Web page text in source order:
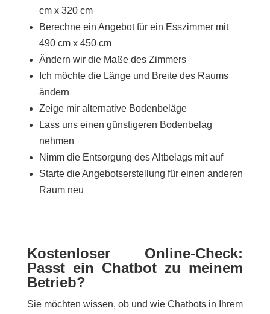
cm x 320 cm
Berechne ein Angebot für ein Esszimmer mit
490 cm x 450 cm
Ändern wir die Maße des Zimmers
Ich möchte die Länge und Breite des Raums
ändern
Zeige mir alternative Bodenbeläge
Lass uns einen günstigeren Bodenbelag
nehmen
Nimm die Entsorgung des Altbelags mit auf
Starte die Angebotserstellung für einen anderen
Raum neu
Kostenloser Online-Check:
Passt ein Chatbot zu meinem
Betrieb?
Sie möchten wissen, ob und wie Chatbots in Ihrem